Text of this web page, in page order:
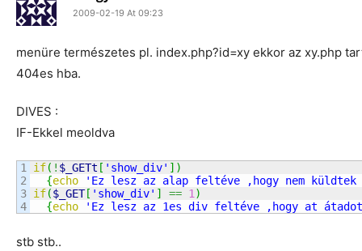
2009-02-19 At 09:23
menüre természetes pl. index.php?id=xy ekkor az xy.php
404es hba.
DIVES :
IF-Ekkel meoldva
1
2
3
if( ! $_GETt [ 'show_div' ] )
{echo
'Ez lesz az alap feltéve ,hogy nem
if($_GET[ 'show_div' ] == 1 )
{echo 'Ez lesz az 1es div feltéve ,hogy at
stb stb..